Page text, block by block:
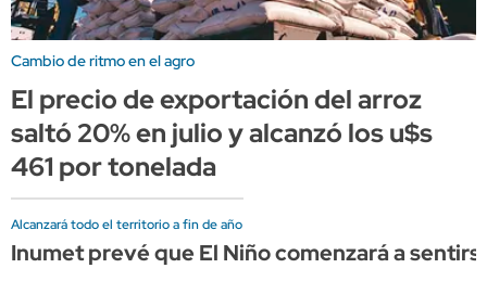
Cambio de ritmo en el agro
El precio de exportación del arroz
saltó 20% en julio y alcanzó los u$s
461 por tonelada
Alcanzará todo el territorio a fin de año
Inumet prevé que El Niño comenzará a